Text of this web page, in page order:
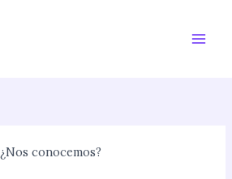
¿Nos conocemos?